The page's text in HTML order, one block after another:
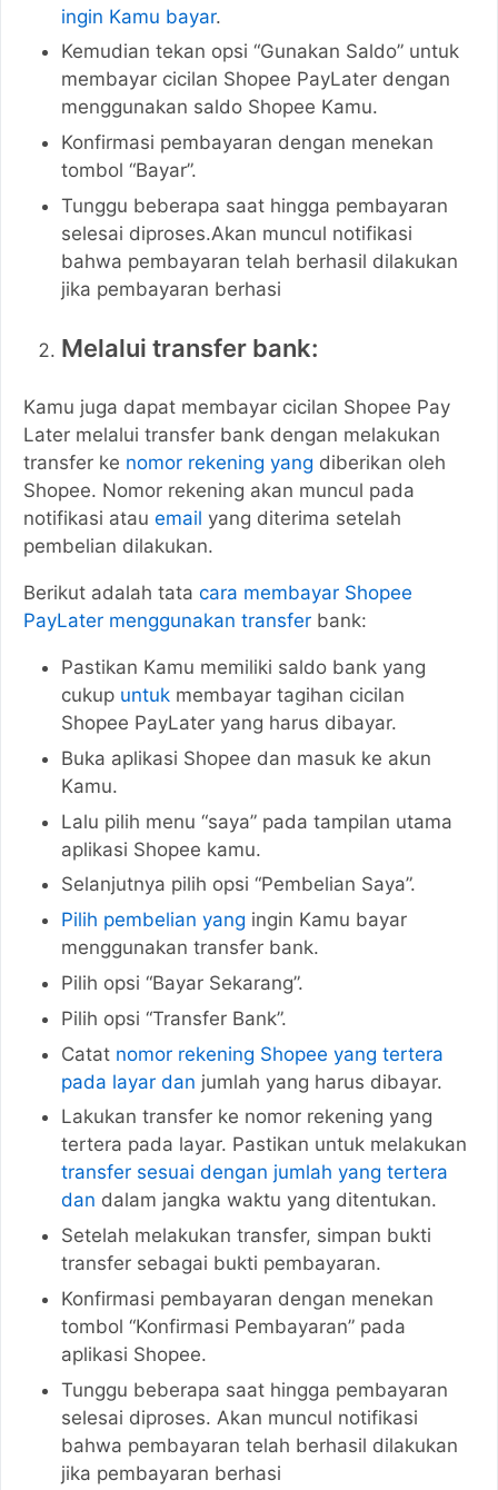
ingin Kamu bayar.
Kemudian tekan opsi “Gunakan Saldo” untuk
membayar cicilan Shopee PayLater dengan
menggunakan saldo Shopee Kamu.
Konfirmasi pembayaran dengan menekan
tombol “Bayar”.
Tunggu beberapa saat hingga pembayaran
selesai diproses.Akan muncul notifikasi
bahwa pembayaran telah berhasil dilakukan
jika pembayaran berhasi
Melalui transfer bank:
Kamu juga dapat membayar cicilan Shopee Pay
Later melalui transfer bank dengan melakukan
transfer ke nomor rekening yang diberikan oleh
Shopee. Nomor rekening akan muncul pada
notifikasi atau email yang diterima setelah
pembelian dilakukan.
Berikut adalah tata cara membayar Shopee
PayLater menggunakan transfer bank:
Pastikan Kamu memiliki saldo bank yang
cukup untuk membayar tagihan cicilan
Shopee PayLater yang harus dibayar.
Buka aplikasi Shopee dan masuk ke akun
Kamu.
Lalu pilih menu “saya” pada tampilan utama
aplikasi Shopee kamu.
Selanjutnya pilih opsi “Pembelian Saya”.
Pilih pembelian yang ingin Kamu bayar
menggunakan transfer bank.
Pilih opsi “Bayar Sekarang”.
Pilih opsi “Transfer Bank”.
Catat nomor rekening Shopee yang tertera
pada layar dan jumlah yang harus dibayar.
Lakukan transfer ke nomor rekening yang
tertera pada layar. Pastikan untuk melakukan
transfer sesuai dengan jumlah yang tertera
dan dalam jangka waktu yang ditentukan.
Setelah melakukan transfer, simpan bukti
transfer sebagai bukti pembayaran.
Konfirmasi pembayaran dengan menekan
tombol “Konfirmasi Pembayaran” pada
aplikasi Shopee.
Tunggu beberapa saat hingga pembayaran
selesai diproses. Akan muncul notifikasi
bahwa pembayaran telah berhasil dilakukan
jika pembayaran berhasi